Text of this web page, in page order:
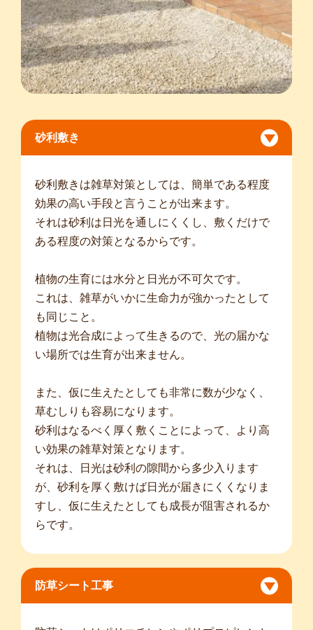
砂利敷き
砂利敷きは雑草対策としては、簡単である程度
効果の高い手段と言うことが出来ます。
それは砂利は日光を通しにくくし、敷くだけで
ある程度の対策となるからです。
植物の生育には水分と日光が不可欠です。
これは、雑草がいかに生命力が強かったとして
も同じこと。
植物は光合成によって生きるので、光の届かな
い場所では生育が出来ません。
また、仮に生えたとしても非常に数が少なく、
草むしりも容易になります。
砂利はなるべく厚く敷くことによって、より高
い効果の雑草対策となります。
それは、日光は砂利の隙間から多少入ります
が、砂利を厚く敷けば日光が届きにくくなりま
すし、仮に生えたとしても成長が阻害されるか
らです。
防草シート工事